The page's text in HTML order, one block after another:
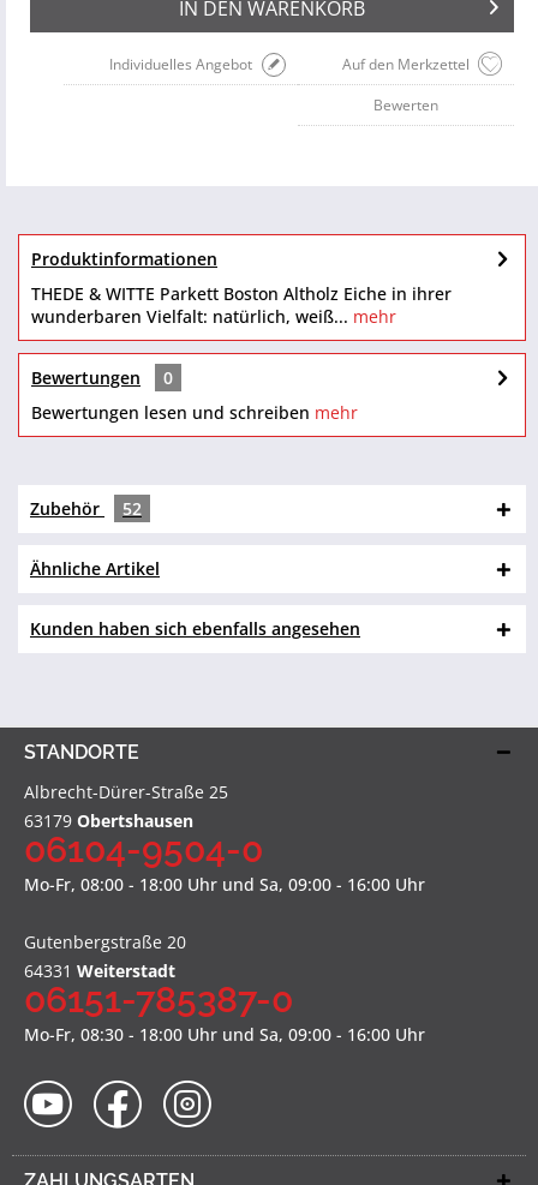
IN DEN WARENKORB
Auf den Merkzettel
Individuelles Angebot
Bewerten
Produktinformationen
THEDE & WITTE Parkett Boston Altholz Eiche in ihrer
wunderbaren Vielfalt: natürlich, weiß... mehr
Bewertungen
0
Bewertungen lesen und schreiben mehr
Zubehör 52
Ähnliche Artikel
Kunden haben sich ebenfalls angesehen
STANDORTE
Albrecht-Dürer-Straße 25
63179 Obertshausen
06104-9504-0
Mo-Fr, 08:00 - 18:00 Uhr und Sa, 09:00 - 16:00 Uhr
Gutenbergstraße 20
64331 Weiterstadt
06151-785387-0
Mo-Fr, 08:30 - 18:00 Uhr und Sa, 09:00 - 16:00 Uhr